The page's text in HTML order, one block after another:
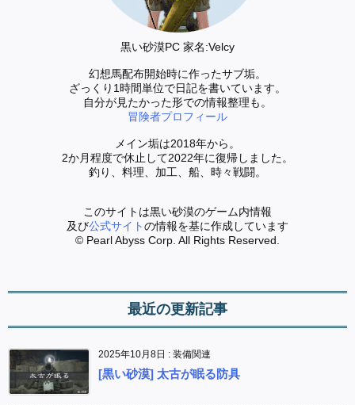
黒い砂漠PC 家名:Velcy
幻想馬配布開始時に作ったサブ垢。
ざっくり1時間単位で日記を書いています。
自分が見たかった形での情報整理も。
冒険者プロフィール
メイン垢は2018年から。
2か月程度で休止して2022年に復帰しました。
釣り、料理、加工、船、時々戦闘。
このサイトは黒い砂漠のゲーム内情報
及び公式サイトの情報を基に作成しています
© Pearl Abyss Corp. All Rights Reserved.
最近の更新記事
2025年10月8日 : 装備関連
[黒い砂漠] 太古が眠る防具